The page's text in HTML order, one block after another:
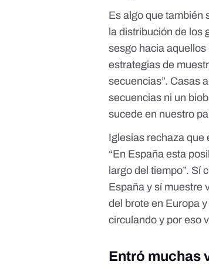
Es algo que también
la distribución de los
sesgo hacia
estrategias de
secuencias”. Casas
secuencias ni un
sucede en nuestro
Iglesias rechaza que
“En España esta
largo del tiempo”. Sí
España y sí muestre
del brote en Europa
circulando y por eso
Entró muchas